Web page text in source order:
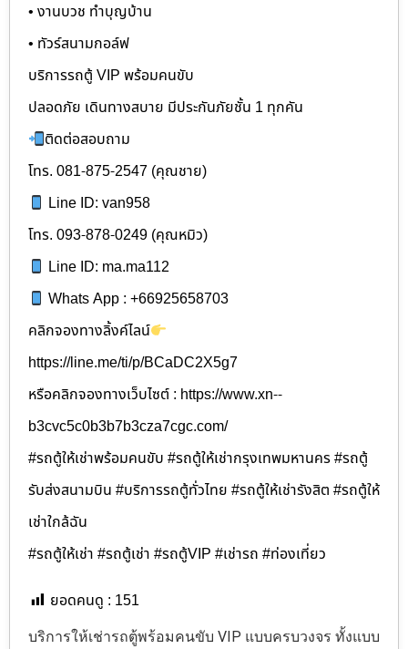
• งานบวช ทำบุญบ้าน
• ทัวร์สนามกอล์ฟ
บริการรถตู้ VIP พร้อมคนขับ
ปลอดภัย เดินทางสบาย มีประกันภัยชั้น 1 ทุกคัน
ติดต่อสอบถาม
โทร. 081-875-2547 (คุณชาย)
Line ID: van958
โทร. 093-878-0249 (คุณหมิว)
Line ID: ma.ma112
Whats App : +66925658703
คลิกจองทางลิ้งค์ไลน์
https://line.me/ti/p/BCaDC2X5g7
หรือคลิกจองทางเว็บไซต์ : https://www.xn--
b3cvc5c0b3b7b3cza7cgc.com/
#รถตู้ให้เช่าพร้อมคนขับ #รถตู้ให้เช่ากรุงเทพมหานคร #รถตู้
รับส่งสนามบิน #บริการรถตู้ทั่วไทย #รถตู้ให้เช่ารังสิต #รถตู้ให้
เช่าใกล้ฉัน
#รถตู้ให้เช่า #รถตู้เช่า #รถตู้VIP #เช่ารถ #ท่องเที่ยว
ยอดคนดู : 151
บริการให้เช่ารถตู้พร้อมคนขับ VIP แบบครบวงจร ทั้งแบบ